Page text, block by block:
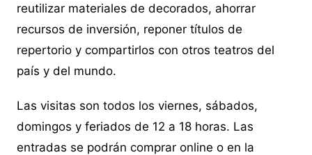
reutilizar materiales de decorados, ahorrar
recursos de inversión, reponer títulos de
repertorio y compartirlos con otros teatros del
país y del mundo.
Las visitas son todos los viernes, sábados,
domingos y feriados de 12 a 18 horas. Las
entradas se podrán comprar online o en la